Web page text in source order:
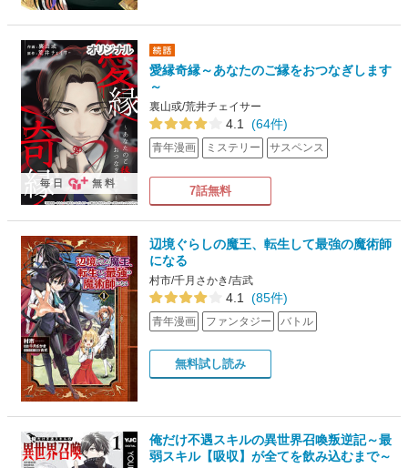
愛縁奇縁～あなたのご縁をおつなぎします
～
裏山或/荒井チェイサー
4.1 (64件)
青年漫画 ミステリー サスペンス
7話無料
毎日 無料
辺境ぐらしの魔王、転生して最強の魔術師
になる
村市/千月さかき/吉武
4.1 (85件)
青年漫画 ファンタジー バトル
無料試し読み
俺だけ不遇スキルの異世界召喚叛逆記～最
弱スキル【吸収】が全てを飲み込むまで～